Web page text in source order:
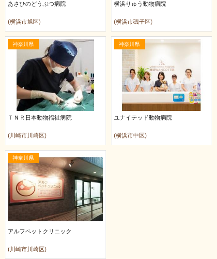
あさひのどうぶつ病院
(横浜市旭区)
横浜りゅう動物病院
(横浜市磯子区)
神奈川県
ＴＮＲ日本動物福祉病院
(川崎市川崎区)
神奈川県
ユナイテッド動物病院
(横浜市中区)
神奈川県
アルフペットクリニック
(川崎市川崎区)